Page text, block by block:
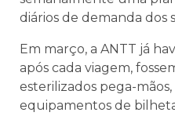
diários de demanda dos
Em março, a ANTT já
após cada viagem,
esterilizados pega-
equipamentos de